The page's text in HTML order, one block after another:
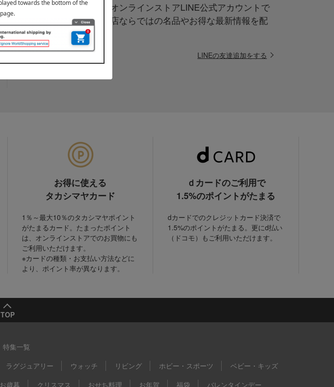
高島屋オンラインストアLINE公式アカウントで
は百貨店ならではの名品やお得な最新情報を配
信中！
LINEの友達追加をする
お得に使える
タカシマヤカード
1％～最大10％のタカシマヤポイント
がたまるカード。たまったポイント
は、オンラインストアでのお買物にも
ご利用いただけます。
※カードの種類・お支払い方法などに
より、ポイント率が異なります。
ｄカードのご利用で
1.5%のポイントがたまる
dカードでのクレジットカード決済で
1.5%のポイントがたまる。更にd払い
（ドコモ）もご利用いただけます。
TOP
特集一覧
ラグジュアリー ウォッチ リビング ホビー・スポーツ ベビー・キッズ
お歳暮 クリスマス おせち料理 お年賀 福袋 バレンタインデー